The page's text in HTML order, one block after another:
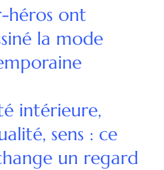
héros ont
la mode
intérieure,
sens : ce
un regard